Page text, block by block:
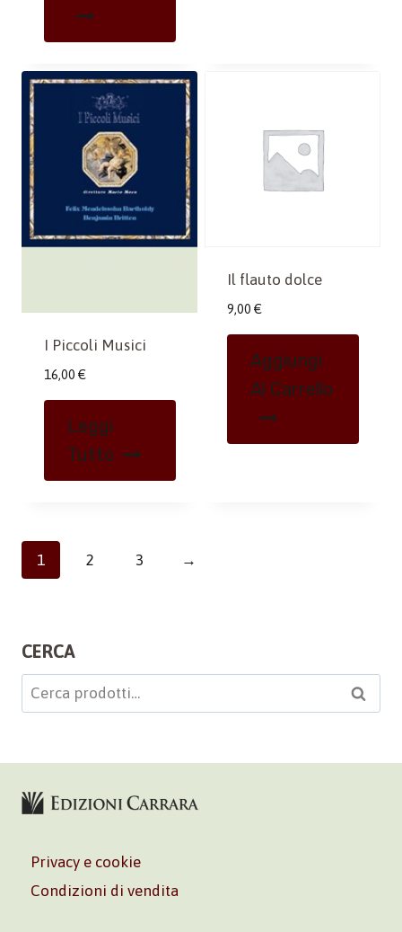
I Piccoli Musici
16,00 €
Leggi
Tutto
Il flauto dolce
9,00 €
Aggiungi
Al Carrello
1 2 3 →
CERCA
Cerca: Cerca
Privacy e cookie
Condizioni di vendita